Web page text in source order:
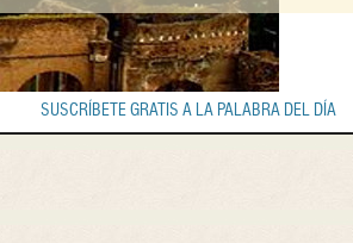
SUSCRÍBETE GRATIS A LA PALABRA DEL DÍA